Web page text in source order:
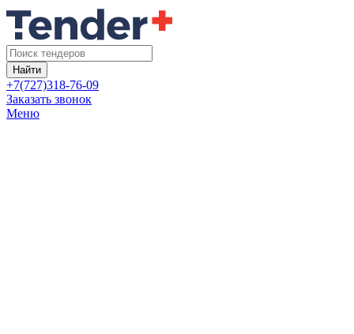
Найти
+7(727)318-76-09
Заказать звонок
Меню